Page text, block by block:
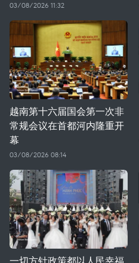
03/08/2026 11:32
越南第十六届国会第一次非
常规会议在首都河内隆重开
幕
03/08/2026 08:14
一切方针政策都以人民幸福